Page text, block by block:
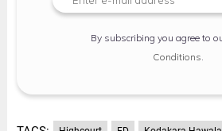
By subscribing you agree to
Conditions